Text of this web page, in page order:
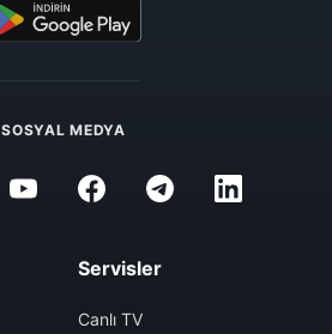
SOSYAL MEDYA
Servisler
Canlı TV